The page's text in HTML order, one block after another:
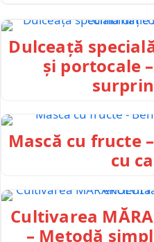
Dulceață
și portocale
Mască cu fructe
cu
Cultivarea
– Metodă